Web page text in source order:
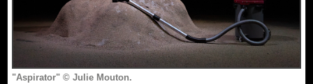
"Aspirator" © Julie Mouton.